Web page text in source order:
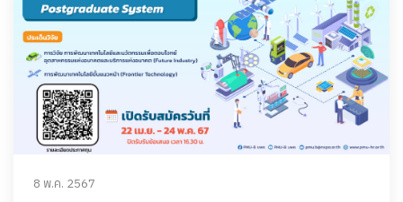
8 พ.ค. 2567